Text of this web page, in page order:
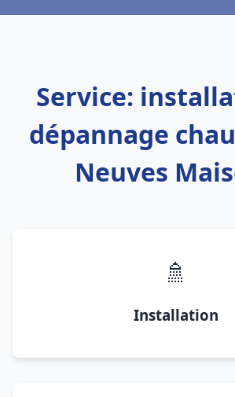
Service:
dépannage
Neuves
🚿
Installation